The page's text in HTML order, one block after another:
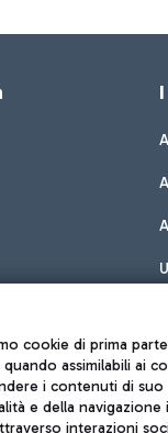
cookie di prima
quando assimilabili ai
i contenuti di suo
e della
interazioni